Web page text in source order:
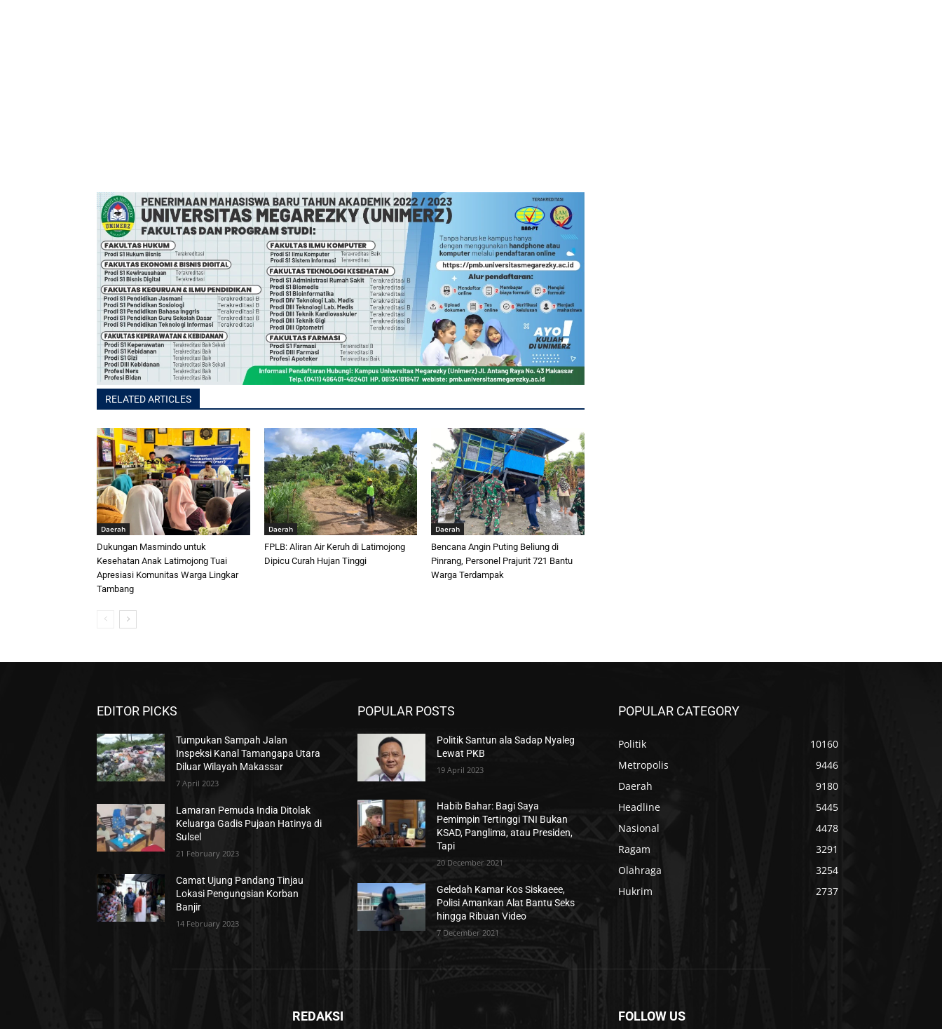
RELATED ARTICLES
Daerah
Dukungan Masmindo untuk
Kesehatan Anak Latimojong Tuai
Apresiasi Komunitas Warga Lingkar
Tambang
Daerah
FPLB: Aliran Air Keruh di Latimojong
Dipicu Curah Hujan Tinggi
Daerah
Bencana Angin Puting Beliung di
Pinrang, Personel Prajurit 721 Bantu
Warga Terdampak
EDITOR PICKS
Tumpukan Sampah Jalan
Inspeksi Kanal Tamangapa Utara
Diluar Wilayah Makassar
7 April 2023
Lamaran Pemuda India Ditolak
Keluarga Gadis Pujaan Hatinya di
Sulsel
21 February 2023
Camat Ujung Pandang Tinjau
Lokasi Pengungsian Korban
Banjir
14 February 2023
POPULAR POSTS
Politik Santun ala Sadap Nyaleg
Lewat PKB
19 April 2023
Habib Bahar: Bagi Saya
Pemimpin Tertinggi TNI Bukan
KSAD, Panglima, atau Presiden,
Tapi
20 December 2021
Geledah Kamar Kos Siskaeee,
Polisi Amankan Alat Bantu Seks
hingga Ribuan Video
7 December 2021
POPULAR CATEGORY
Politik
10160
Metropolis
9446
Daerah
9180
Headline
5445
Nasional
4478
Ragam
3291
Olahraga
3254
Hukrim
2737
REDAKSI FOLLOW US